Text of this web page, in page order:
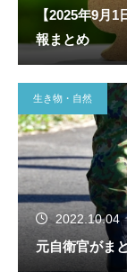
【2025年9月
報まとめ
生き物・自然
2022.10.04
元自衛官がま